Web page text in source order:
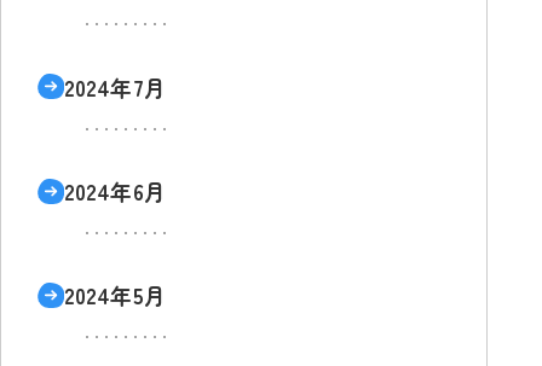
2024年7月
2024年6月
2024年5月